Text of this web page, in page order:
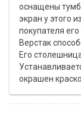
оснащены
экран у этого
покупателя
Верстак
Его
окрашен